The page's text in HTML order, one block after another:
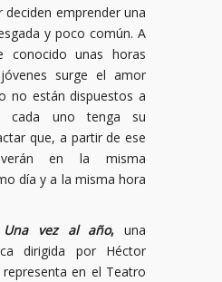
deciden emprender una
y poco común. A
conocido unas horas
surge el amor
no están dispuestos a
cada uno tenga su
que, a partir de ese
en la misma
día y a la misma hora
Una vez al año, una
dirigida por Héctor
en el Teatro